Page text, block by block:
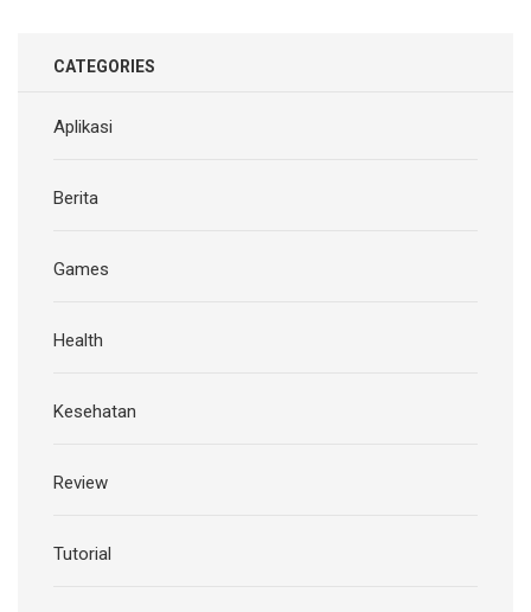
CATEGORIES
Aplikasi
Berita
Games
Health
Kesehatan
Review
Tutorial